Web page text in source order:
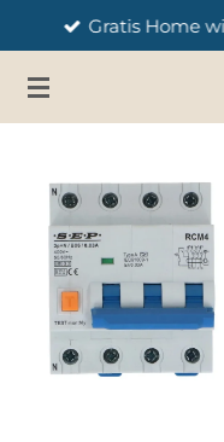
naar
de
Gratis Home